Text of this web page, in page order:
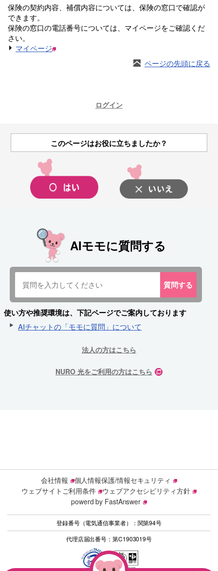
保険の契約内容、補償内容については、保険の窓口で確認が
できます。
保険の窓口の電話番号については、マイページをご確認くだ
さい。
マイページ
ページの先頭に戻る
ログイン
このページはお役に立ちましたか？
AIモモに質問する
質問する
使い方や推奨環境は、下記ページでご案内しております
AIチャットの「モモに質問」について
法人の方はこちら
NURO 光をご利用の方はこちら
会社情報
個人情報保護/情報セキュリティ
ウェブサイトご利用条件
ウェブアクセシビリティ方針
powerd by FastAnswer
登録番号（電気通信事業者）：関第94号
代理店届出番号：第C1903019号